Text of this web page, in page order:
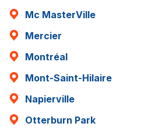
Mc MasterVille
Mercier
Montréal
Mont-Saint-Hilaire
Napierville
Otterburn Park